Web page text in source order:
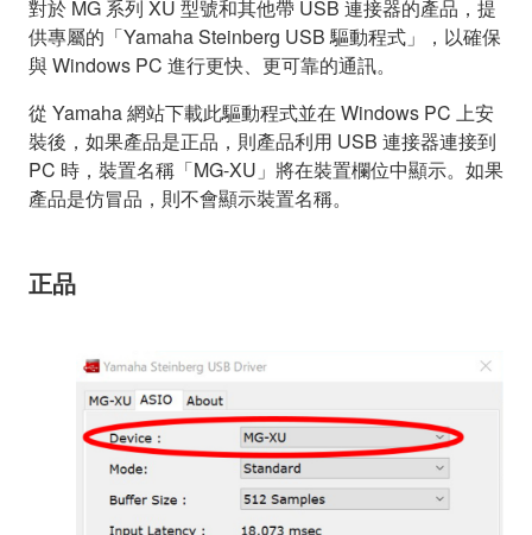
對於 MG 系列 XU 型號和其他帶 USB 連接器的產品，提
供專屬的「Yamaha Steinberg USB 驅動程式」，以確保
與 Windows PC 進行更快、更可靠的通訊。
從 Yamaha 網站下載此驅動程式並在 Windows PC 上安
裝後，如果產品是正品，則產品利用 USB 連接器連接到
PC 時，裝置名稱「MG-XU」將在裝置欄位中顯示。如果
產品是仿冒品，則不會顯示裝置名稱。
正品